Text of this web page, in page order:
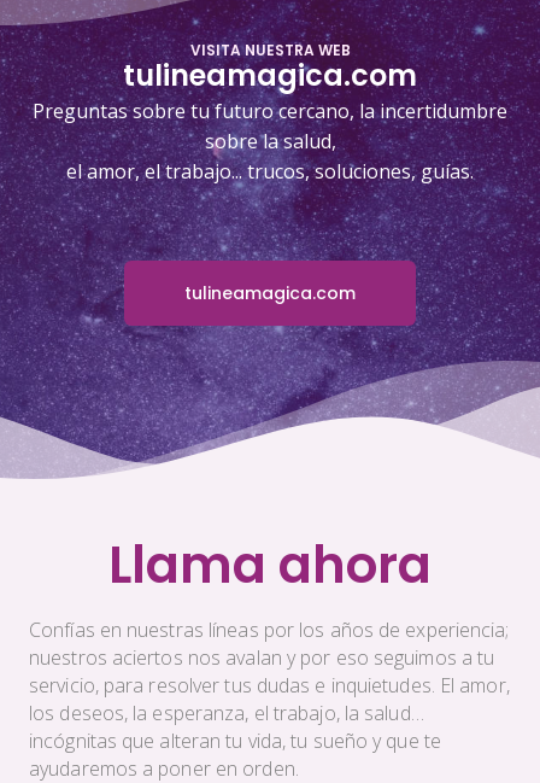
VISITA NUESTRA WEB
tulineamagica.com
Preguntas sobre tu futuro cercano, la incertidumbre
sobre la salud,
el amor, el trabajo... trucos, soluciones, guías.
tulineamagica.com
Llama ahora
Confías en nuestras líneas por los años de experiencia;
nuestros aciertos nos avalan y por eso seguimos a tu
servicio, para resolver tus dudas e inquietudes. El amor,
los deseos, la esperanza, el trabajo, la salud…
incógnitas que alteran tu vida, tu sueño y que te
ayudaremos a poner en orden.